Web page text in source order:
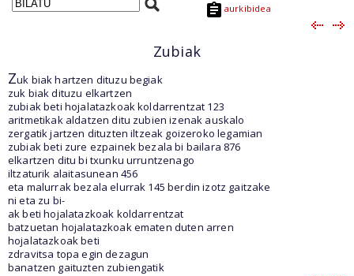
aurkibidea
Zubiak
Zuk biak hartzen dituzu begiak
zuk biak dituzu elkartzen
zubiak beti hojalatazkoak koldarrentzat 123
aritmetikak aldatzen ditu zubien izenak auskalo
zergatik jartzen dituzten iltzeak goizeroko legamian
zubiak beti zure ezpainek bezala bi bailara 876
elkartzen ditu bi txunku urruntzenago
iltzaturik alaitasunean 456
eta malurrak bezala elurrak 145 berdin izotz gaitzake
ni eta zu bi-
ak beti hojalatazkoak koldarrentzat
batzuetan hojalatazkoak ematen duten arren
hojalatazkoak beti
zdravitsa topa egin dezagun
banatzen gaituzten zubiengatik